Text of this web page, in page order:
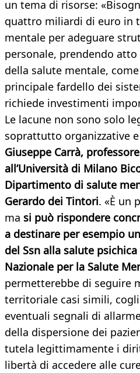
un tema di risorse:
quattro miliardi di euro in
mentale per adeguare
personale, prendendo
della salute mentale, come
principale fardello dei
richiede investimenti
Le lacune non sono solo
soprattutto organizzative
Giuseppe Carrà,
all’Università di Milano
Dipartimento di salute
Gerardo dei Tintori. «È un
ma si può rispondere
a destinare per esempio
del Ssn alla salute
Nazionale per la Salute
permetterebbe di seguire
territoriale casi simili,
eventuali segnali di
della dispersione dei
tutela legittimamente i
libertà di accedere alle